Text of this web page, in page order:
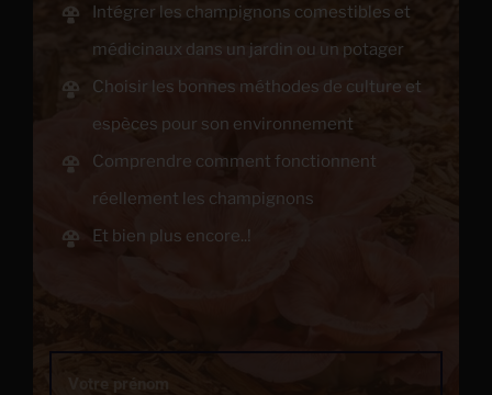
Intégrer les champignons comestibles et
médicinaux dans un jardin ou un potager
Choisir les bonnes méthodes de culture et
espèces pour son environnement
Comprendre comment fonctionnent
réellement les champignons
Et bien plus encore..!